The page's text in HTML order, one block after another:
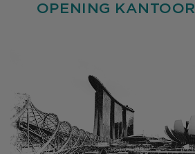
OPENING KANTOOR